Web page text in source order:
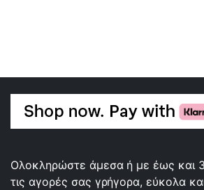
Ολοκληρώστε άμεσα ή με έως και
τις αγορές σας γρήγορα, εύκολα